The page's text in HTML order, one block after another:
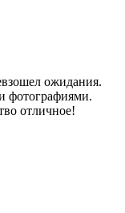
ожидания.
фотографиями.
отличное!